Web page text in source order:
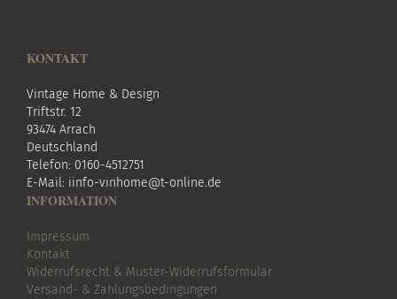
KONTAKT
Vintage Home & Design
Triftstr. 12
93474 Arrach
Deutschland
Telefon: 0160-4512751
E-Mail: iinfo-vinhome@t-online.de
INFORMATION
Impressum
Kontakt
Widerrufsrecht & Muster-Widerrufsformular
Versand- & Zahlungsbedingungen